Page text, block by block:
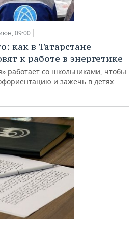
09:00
как в Татарстане
к работе в энергетике
работает со школьниками, чтобы
и зажечь в детях